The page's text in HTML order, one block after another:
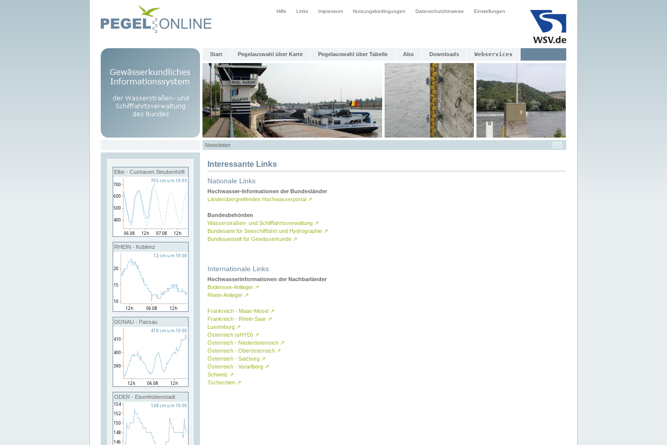
Hilfe Links Impressum Nutzungsbedingungen Datenschutzhinweise Einstellungen
Start Pegelauswahl über Karte Pegelauswahl über Tabelle Abo Downloads Webservices
Newsletter
Elbe - Cuxhaven Steubenhöft
RHEIN - Koblenz
DONAU - Passau
ODER - Eisenhüttenstadt
Interessante Links
Nationale Links
Hochwasser-Informationen der Bundesländer
Länderübergreifendes Hochwasserportal ↗
Bundesbehörden
Wasserstraßen- und Schifffahrtsverwaltung ↗
Bundesamt für Seeschifffahrt und Hydrographie ↗
Bundesanstalt für Gewässerkunde ↗
Internationale Links
Hochwasserinformationen der Nachbarländer
Bodensee-Anlieger ↗
Rhein-Anlieger ↗
Frankreich - Maas-Mosel ↗
Frankreich - Rhein-Saar ↗
Luxemburg ↗
Österreich (eHYD) ↗
Österreich - Niederösterreich ↗
Österreich - Oberösterreich ↗
Österreich - Salzburg ↗
Österreich - Vorarlberg ↗
Schweiz ↗
Tschechien ↗